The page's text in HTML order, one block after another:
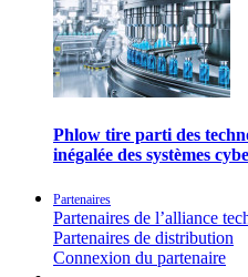
Phlow tire parti des
inégalée des systèmes
Partenaires
Partenaires de l’alliance
Partenaires de distribution
Connexion du partenaire